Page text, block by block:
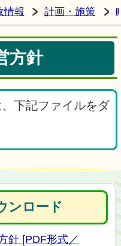
情報 計画・施策
方針
下記ファイルをダ
ンロード
針 [PDF形式／